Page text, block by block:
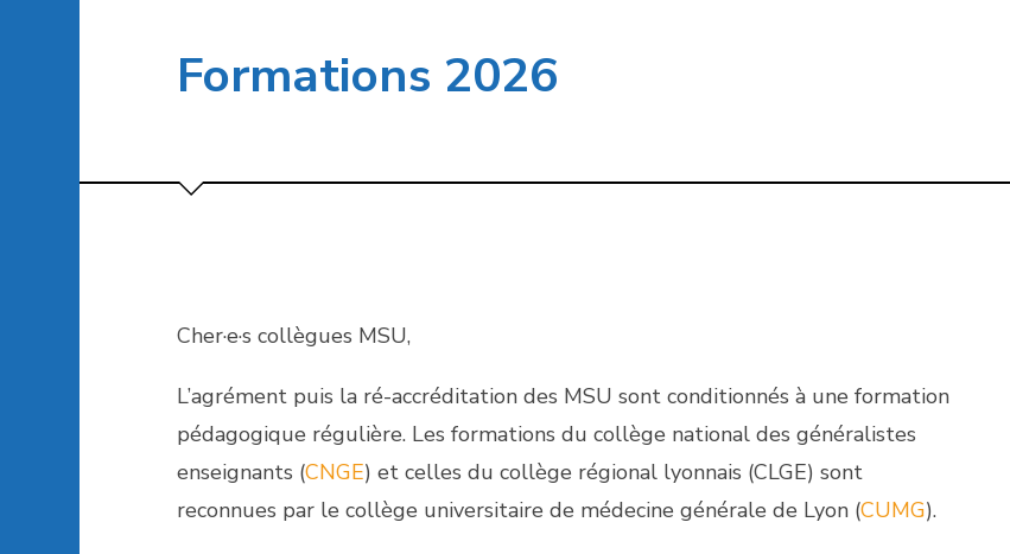
Formations 2026
Cher·e·s collègues MSU,
L’agrément puis la ré-accréditation des MSU sont conditionnés à une formation
pédagogique régulière. Les formations du collège national des généralistes
enseignants (CNGE) et celles du collège régional lyonnais (CLGE) sont
reconnues par le collège universitaire de médecine générale de Lyon (CUMG).